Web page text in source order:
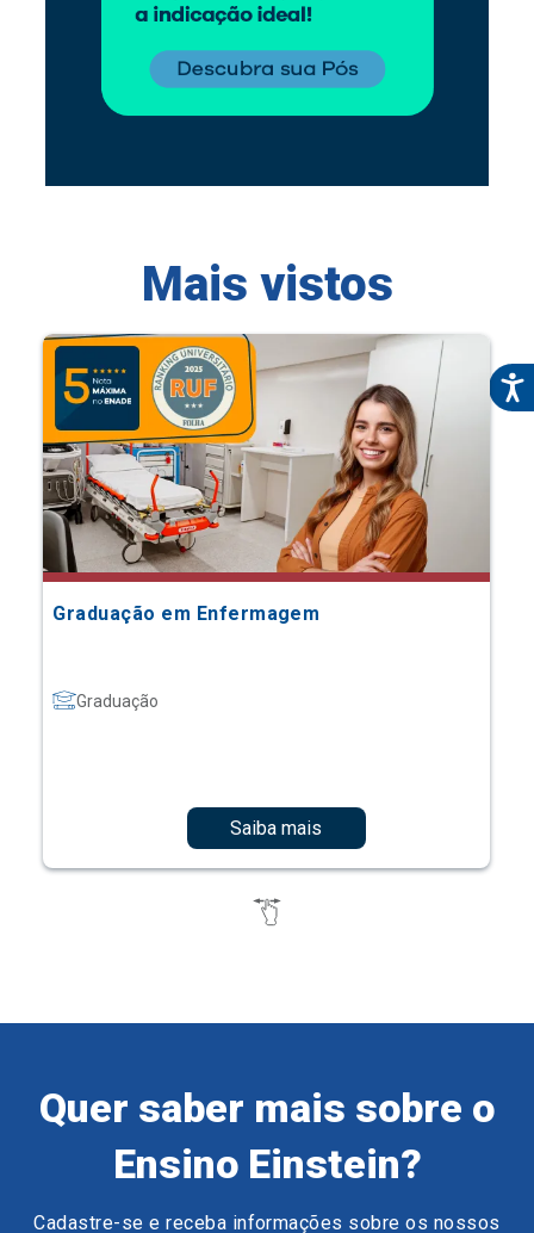
Mais vistos
Graduação em Enfermagem
Graduação
Saiba mais
Quer saber mais sobre o
Ensino Einstein?
Cadastre-se e receba informações sobre os nossos